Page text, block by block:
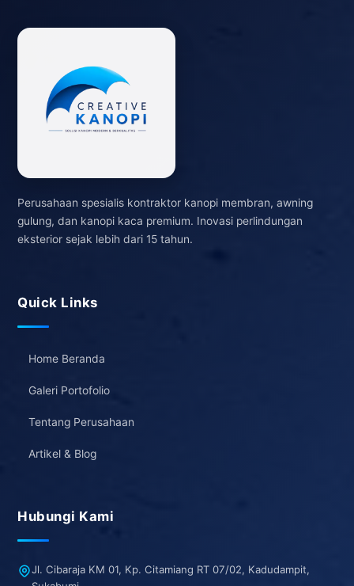
Perusahaan spesialis kontraktor kanopi membran, awning
gulung, dan kanopi kaca premium. Inovasi perlindungan
eksterior sejak lebih dari 15 tahun.
Quick Links
Home Beranda
Galeri Portofolio
Tentang Perusahaan
Artikel & Blog
Hubungi Kami
Jl. Cibaraja KM 01, Kp. Citamiang RT 07/02, Kadudampit,